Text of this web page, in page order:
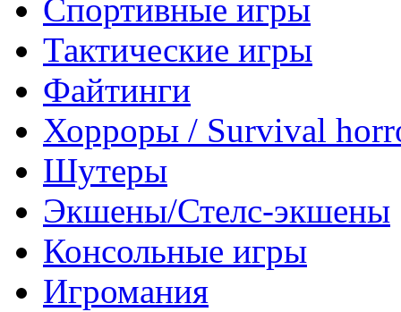
Спортивные игры
Тактические игры
Файтинги
Хорроры / Survival
Шутеры
Экшены/Стелс-экшены
Консольные игры
Игромания